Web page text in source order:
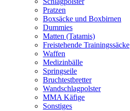
Pratzen
Boxsäcke und Boxbirnen
Dummies
Matten (Tatamis)
Freistehende Trainingssäcke
Waffen
Medizinbälle
Springseile
Bruchtestbretter
Wandschlagpolster
MMA Käfige
Sonstiges